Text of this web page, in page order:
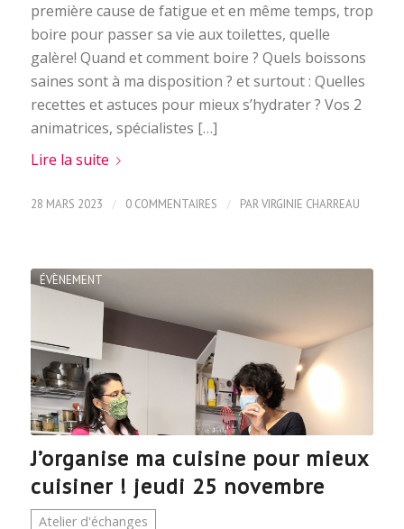
première cause de fatigue et en même temps, trop
boire pour passer sa vie aux toilettes, quelle
galère! Quand et comment boire ? Quels boissons
saines sont à ma disposition ? et surtout : Quelles
recettes et astuces pour mieux s’hydrater ? Vos 2
animatrices, spécialistes […]
Lire la suite
28 MARS 2023 / 0 COMMENTAIRES / PARVIRGINIE CHARREAU
J’organise ma cuisine pour mieux
cuisiner ! jeudi 25 novembre
ÉVÈNEMENT
Atelier d'échanges